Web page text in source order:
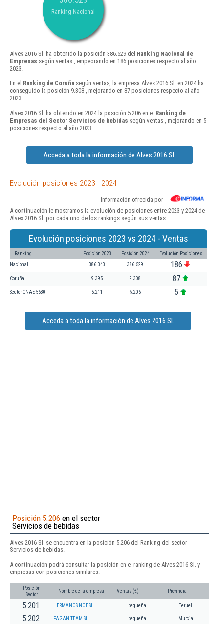
Ranking Nacional
Alves 2016 Sl. ha obtenido la posición 386.529 del Ranking Nacional de
Empresas según ventas , empeorando en 186 posiciones respecto al año
2023.
En el Ranking de Coruña según ventas, la empresa Alves 2016 Sl. en 2024 ha
conseguido la posición 9.308 , mejorando en 87 posiciones respecto al año
2023.
Alves 2016 Sl. ha obtenido en 2024 la posición 5.206 en el Ranking de
Empresas del Sector Servicios de bebidas según ventas , mejorando en 5
posiciones respecto al año 2023.
Acceda a toda la información de Alves 2016 Sl.
Evolución posiciones 2023 - 2024
Información ofrecida por
A continuación le mostramos la evolución de posiciones entre 2023 y 2024 de
Alves 2016 Sl. por cada uno de los rankings según sus ventas:
Evolución posiciones 2023 vs 2024 - Ventas
Ranking Posición 2023 Posición 2024 Evolución Posiciones
Nacional 386.343 386.529 186
Coruña 9.395 9.308 87
Sector CNAE 5630 5.211 5.206 5
Acceda a toda la información de Alves 2016 Sl.
Posición 5.206 en el sector
Servicios de bebidas
Alves 2016 Sl. se encuentra en la posición 5.206 del Ranking del sector
Servicios de bebidas.
A continuación podrá consultar la posición en el ranking de Alves 2016 Sl. y
empresas con posiciones similares:
Posición
Sector
Nombre de la empresa Ventas (€) Provincia
5.201 HERMANOS NOE SL pequeña Teruel
5.202 PAGAN TEAM SL. pequeña Murcia